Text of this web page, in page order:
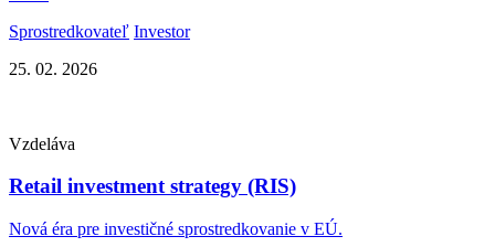
Sprostredkovateľ Investor
25. 02. 2026
Vzdeláva
Retail investment strategy (RIS)
Nová éra pre investičné sprostredkovanie v EÚ.